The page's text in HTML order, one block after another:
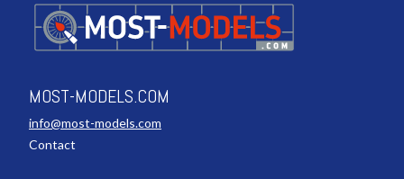
MOST-MODELS.COM
info@most-models.com
Contact